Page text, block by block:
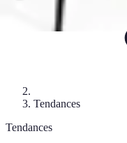
Tendances
Tendances